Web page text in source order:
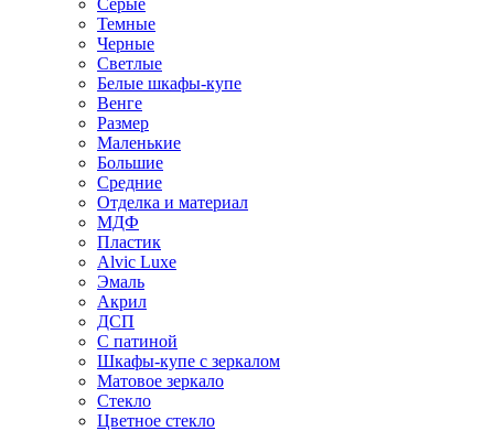
Серые
Темные
Черные
Светлые
Белые шкафы-купе
Венге
Размер
Маленькие
Большие
Средние
Отделка и материал
МДФ
Пластик
Alvic Luxe
Эмаль
Акрил
ДСП
С патиной
Шкафы-купе с зеркалом
Матовое зеркало
Стекло
Цветное стекло